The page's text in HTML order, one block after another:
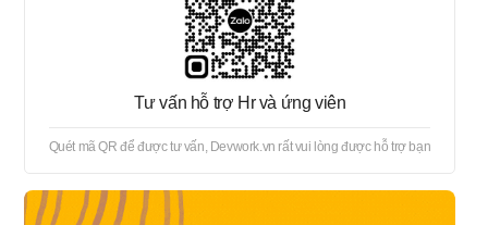
Tư vấn hỗ trợ Hr và ứng viên
Quét mã QR để được tư vấn, Devwork.vn rất vui lòng được hỗ trợ bạn